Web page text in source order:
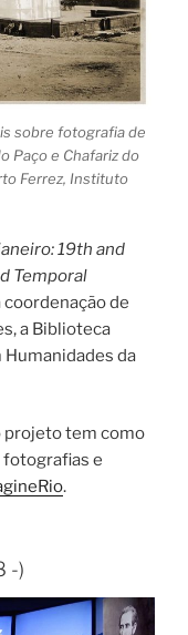
sobre fotografia de
Paço e Chafariz do
Ferrez, Instituto
19th and
Temporal
de
a Biblioteca
Humanidades da
projeto tem como
e
.
-)